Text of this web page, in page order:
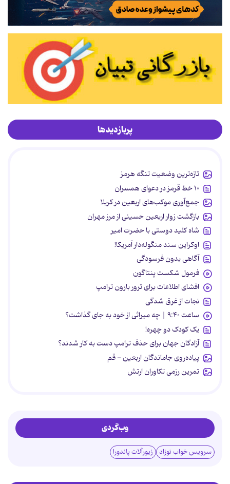
پربازدیدها
تازه‌ترین وضعیت تنگه هرمز
۱۰ خط قرمز در دعوای همسران
جمع‌آوری موکب‌های اربعین در کربلا
بازگشت زوار اربعین حسینی از مرز مهران
شاه کلید دوستی با حضرت امیر
اوکراین سند منگوله‌دار آمریکا!
آگاهی بدون فرسودگی
فرمول شکست پنتاگون
افشای اطلاعات برای ترور بارون ترامپ
نجات از غرق شدگی
ساعت ۹:۴۰ | چه میراثی از خود به جای گذاشت؟
یک کودک دو چهره!
آزادگان جهان برای حذف ترامپ دست به کار شدند؟
پیاده‌روی جاماندگان اربعین - قم
تمرین رزمی تکاوران ارتش
وب‌گردی
سرویس خواب نوزاد زیورآلات پاندورا